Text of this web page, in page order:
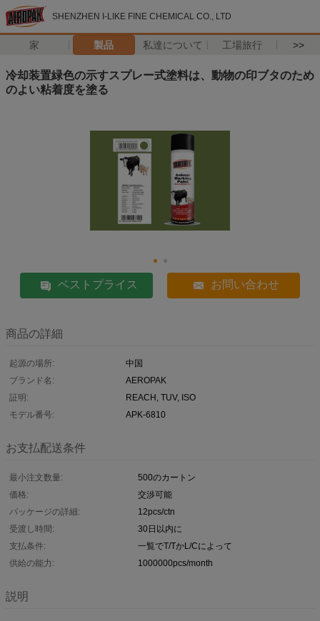
SHENZHEN I-LIKE FINE CHEMICAL CO., LTD
家 製品 私達について 工場旅行 >>
冷却装置緑色の示すスプレー式塗料は、動物の印ブタのため
のよい粘着度を塗る
ベストプライス お問い合わせ
商品の詳細
起源の場所:
中国
ブランド名:
AEROPAK
証明:
REACH, TUV, ISO
モデル番号:
APK-6810
お支払配送条件
最小注文数量:
500のカートン
価格:
交渉可能
パッケージの詳細:
12pcs/ctn
受渡し時間:
30日以内に
支払条件:
一覧でT/TかL/Cによって
供給の能力:
1000000pcs/month
説明